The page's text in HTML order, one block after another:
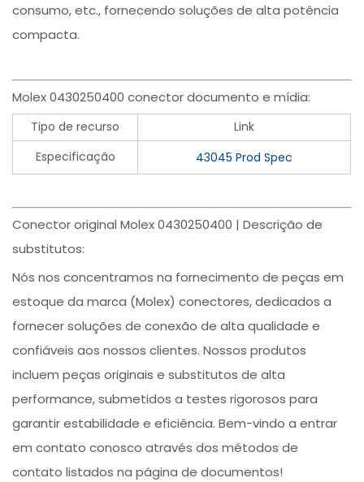
consumo, etc., fornecendo soluções de alta potência
compacta.
Molex 0430250400 conector documento e mídia:
Tipo de recurso
Link
Especificação
43045 Prod Spec
Conector original Molex 0430250400 | Descrição de
substitutos:
Nós nos concentramos na fornecimento de peças em
estoque da marca (Molex) conectores, dedicados a
fornecer soluções de conexão de alta qualidade e
confiáveis aos nossos clientes. Nossos produtos
incluem peças originais e substitutos de alta
performance, submetidos a testes rigorosos para
garantir estabilidade e eficiência. Bem-vindo a entrar
em contato conosco através dos métodos de
contato listados na página de documentos!